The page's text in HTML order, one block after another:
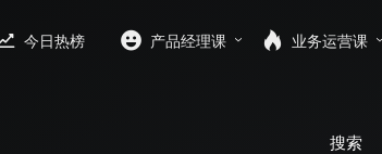
今日热榜 产品经理课 业务运营课
搜索